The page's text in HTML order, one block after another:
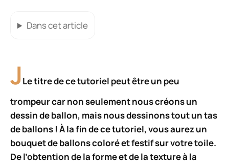
Dans cet article
JLe titre de ce tutoriel peut être un peu
trompeur car non seulement nous créons un
dessin de ballon, mais nous dessinons tout un tas
de ballons ! À la fin de ce tutoriel, vous aurez un
bouquet de ballons coloré et festif sur votre toile.
De l’obtention de la forme et de la texture à la